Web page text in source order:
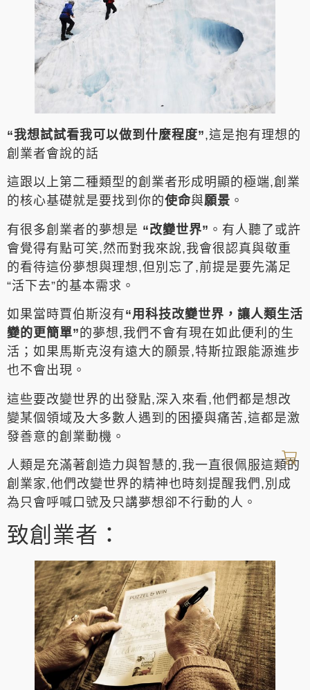
“我想試試看我可以做到什麼程度”,這是抱有理想的
創業者會說的話
這跟以上第二種類型的創業者形成明顯的極端,創業
的核心基礎就是要找到你的使命與願景 。
有很多創業者的夢想是 “改變世界” 。有人聽了或許
會覺得有點可笑,然而對我來說,我會很認真與敬重
的看待這份夢想與理想,但別忘了,前提是要先滿足
“活下去”的基本需求。
如果當時賈伯斯沒有“用科技改變世界，讓人類生活
變的更簡單” 的夢想,我們不會有現在如此便利的生
活；如果馬斯克沒有遠大的願景,特斯拉跟能源進步
也不會出現。
這些要改變世界的出發點,深入來看,他們都是想改
變某個領域及大多數人遇到的困擾與痛苦,這都是激
發善意的創業動機。
人類是充滿著創造力與智慧的,我一直很佩服這類的
創業家,他們改變世界的精神也時刻提醒我們,別成
為只會呼喊口號及只講夢想卻不行動的人。
致創業者：